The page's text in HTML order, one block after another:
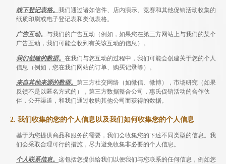
线下登记表格。 我们通过诸如信件、店内演示、竞赛和其他促销活动收集的
纸质印刷或电子登记表和类似表格。
广告互动。 与我们的广告互动（例如，如果您在第三方网站上与我们的某个
广告互动，我们可能会收到有关该互动的信息）。
我们创建的数据。 在我们与您互动的过程中，我们可能会创建关于您的个人
信息（例如，您在我们网站的订单、购买记录等）。
来自其他来源的数据。 第三方社交网络（如微信、微博），市场研究（如果
反馈不是以匿名方式的），第三方数据整合公司，惠氏促销活动的合作伙
伴，公开渠道，和我们通过收购其他公司而获得的数据。
2. 我们收集的您的个人信息以及我们如何收集您的个人信息
基于为您提供商品和服务的需要，我们会收集您的下述不同类型的信息。我
们会采取合理可行的措施，尽力避免收集非必要的个人信息。
个人联系信息。 这包括您提供给我们以便我们与您联系的任何信息，例如您